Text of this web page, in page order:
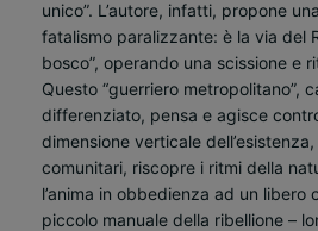
unico”. L’autore, infatti, propone
fatalismo paralizzante: è la via del
bosco”, operando una scissione e
Questo “guerriero metropolitano”,
differenziato, pensa e agisce
dimensione verticale
comunitari, riscopre i ritmi della
l’anima in obbedienza ad un libero
piccolo manuale della ribellione –